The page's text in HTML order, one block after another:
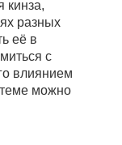
кинза,
разных
её в
с
влиянием
можно